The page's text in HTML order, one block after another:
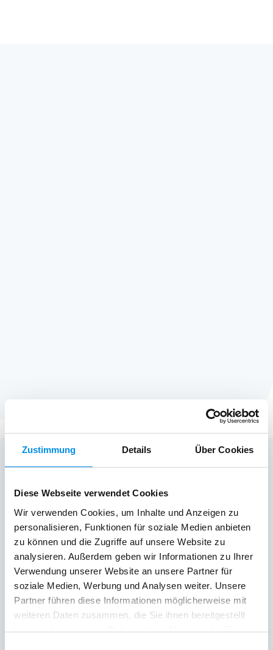
Zustimmung Details Über Cookies
Diese Webseite verwendet Cookies
Wir verwenden Cookies, um Inhalte und Anzeigen zu
personalisieren, Funktionen für soziale Medien anbieten
zu können und die Zugriffe auf unsere Website zu
analysieren. Außerdem geben wir Informationen zu Ihrer
Verwendung unserer Website an unsere Partner für
soziale Medien, Werbung und Analysen weiter. Unsere
Partner führen diese Informationen möglicherweise mit
weiteren Daten zusammen, die Sie ihnen bereitgestellt
haben oder die sie im Rahmen Ihrer Nutzung der Dienste